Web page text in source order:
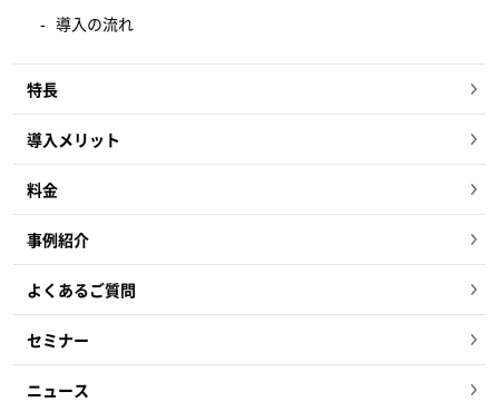
導入の流れ
特長
導入メリット
料金
事例紹介
よくあるご質問
セミナー
ニュース